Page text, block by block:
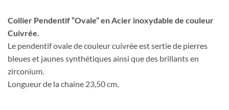
Collier Pendentif “Ovale” en Acier inoxydable de couleur
Cuivrée.
Le pendentif ovale de couleur cuivrée est sertie de pierres
bleues et jaunes synthétiques ainsi que des brillants en
zirconium.
Longueur de la chaine 23,50 cm.